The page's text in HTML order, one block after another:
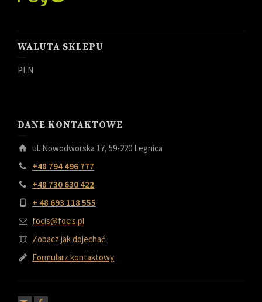
WALUTA SKLEPU
PLN
DANE KONTAKTOWE
ul. Nowodworska 17, 59-220 Legnica
+48 794 496 777
+48 730 630 422
+ 48 693 118 555
focis@focis.pl
Zobacz jak dojechać
Formularz kontaktowy